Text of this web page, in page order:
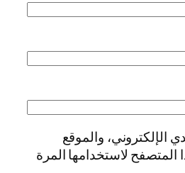
الإلكتروني، والموقع
المتصفح لاستخدامها المرة